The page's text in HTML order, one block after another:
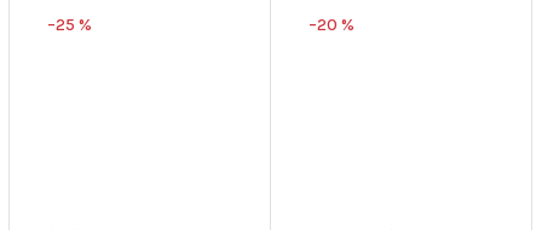
–25 % –20 %